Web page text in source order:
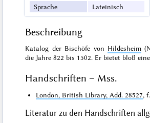
Sprache
Lateinisch
Beschreibung
Katalog der Bischöfe von Hildesheim
die Jahre 822 bis 1502. Er bietet bloß
Handschriften – Mss.
London, British Library, Add. 28527,
Literatur zu den Handschriften